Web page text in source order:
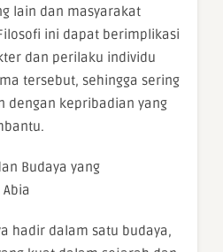
lain dan masyarakat
ini dapat berimplikasi
dan perilaku individu
tersebut, sehingga sering
dengan kepribadian yang
Budaya yang
hadir dalam satu budaya,